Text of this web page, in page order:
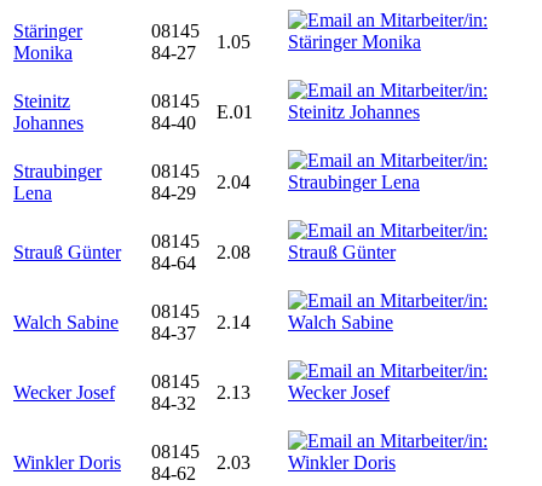
Stäringer
Monika
08145
84-27
1.05
Steinitz
Johannes
08145
84-40
E.01
Straubinger
Lena
08145
84-29
2.04
Strauß Günter
08145
84-64
2.08
Walch Sabine
08145
84-37
2.14
Wecker Josef
08145
84-32
2.13
Winkler Doris
08145
84-62
2.03